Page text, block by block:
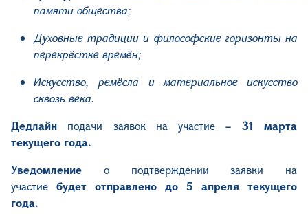
памяти общества;
Духовные традиции и философские горизонты на
перекрёстке времён;
Искусство, ремёсла и материальное искусство
сквозь века.
Дедлайн подачи заявок на участие – 31 марта
текущего года.
Уведомление о подтверждении заявки на
участие будет отправлено до 5 апреля текущего
года.